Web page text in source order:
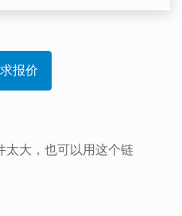
报价
太大，也可以用这个链